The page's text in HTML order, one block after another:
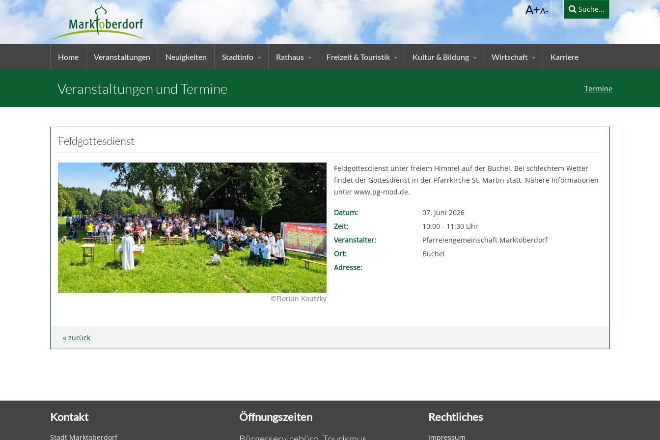
Suche...
Home Veranstaltungen Neuigkeiten Stadtinfo Rathaus Freizeit & Touristik Kultur & Bildung Wirtschaft Karriere
Veranstaltungen und Termine Termine
Feldgottesdienst
©Florian Kautzky
Feldgottesdienst unter freiem Himmel auf der Buchel. Bei schlechtem Wetter
findet der Gottesdienst in der Pfarrkirche St. Martin statt. Nähere Informationen
unter www.pg-mod.de.
Datum:
07. Juni 2026
Zeit:
10:00 - 11:30 Uhr
Veranstalter:
Pfarreiengemeinschaft Marktoberdorf
Ort:
Buchel
Adresse:
« zurück
Kontakt
Stadt Marktoberdorf
Öffnungszeiten Rechtliches
Impressum